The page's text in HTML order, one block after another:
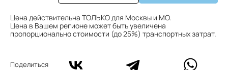
Цена действительна ТОЛЬКО для Москвы и МО.
Цена в Вашем регионе может быть увеличена
пропорционально стоимости (до 25%) транспортных затрат.
Поделиться